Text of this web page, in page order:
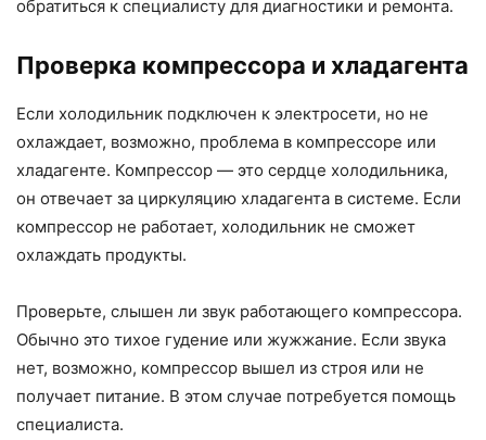
обратиться к специалисту для диагностики и ремонта.
Проверка компрессора и хладагента
Если холодильник подключен к электросети, но не
охлаждает, возможно, проблема в компрессоре или
хладагенте. Компрессор — это сердце холодильника,
он отвечает за циркуляцию хладагента в системе. Если
компрессор не работает, холодильник не сможет
охлаждать продукты.
Проверьте, слышен ли звук работающего компрессора.
Обычно это тихое гудение или жужжание. Если звука
нет, возможно, компрессор вышел из строя или не
получает питание. В этом случае потребуется помощь
специалиста.